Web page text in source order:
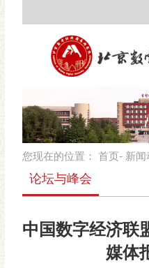
您现在的位置： 首页- 新闻
论坛与峰会
中国数字经济联
媒体